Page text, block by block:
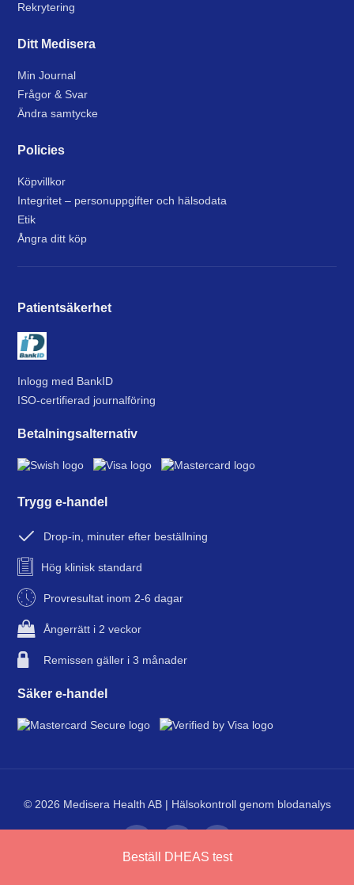
Beställ DHEAS test
Rekrytering
Ditt Medisera
Min Journal
Frågor & Svar
Ändra samtycke
Policies
Köpvillkor
Integritet – personuppgifter och hälsodata
Etik
Ångra ditt köp
Patientsäkerhet
Inlogg med BankID
ISO-certifierad journalföring
Betalningsalternativ
Trygg e-handel
Drop-in, minuter efter beställning
Hög klinisk standard
Provresultat inom 2-6 dagar
Ångerrätt i 2 veckor
Remissen gäller i 3 månader
Säker e-handel
© 2026 Medisera Health AB | Hälsokontroll genom blodanalys